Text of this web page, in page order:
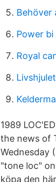
Behöver
Power
Royal
1989
the news of
Wednesday
"tone loc"
köpa den